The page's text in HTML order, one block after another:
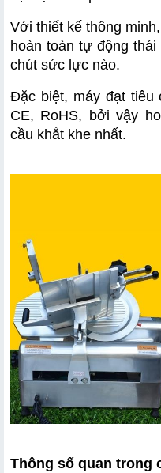
Với thiết kế thông
hoàn toàn tự động
chút sức lực nào.
Đặc biệt, máy đạt tiêu
CE, RoHS, bởi vậy
cầu khắt khe nhất.
Thông số quan trong